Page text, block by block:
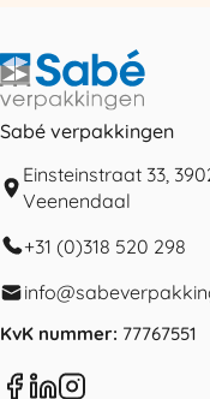
Sabé verpakkingen
Einsteinstraat 33,
Veenendaal
+31 (0)318 520 298
KvK nummer: 77767551